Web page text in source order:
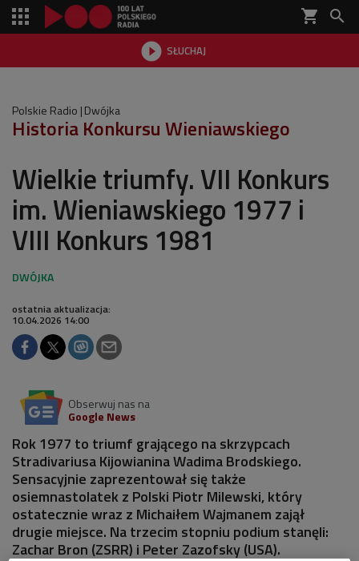
shopping_cart 
 SŁUCHAJ

Polskie Radio Dwójka
Historia Konkursu Wieniawskiego
Wielkie triumfy. VII Konkurs
im. Wieniawskiego 1977 i
VIII Konkurs 1981
ostatnia aktualizacja:
10.04.2026 14:00
Obserwuj nas na
Google News
Rok 1977 to triumf grającego na skrzypcach
Stradivariusa Kijowianina Wadima Brodskiego.
Sensacyjnie zaprezentował się także
osiemnastolatek z Polski Piotr Milewski, który
ostatecznie wraz z Michaiłem Wajmanem zajął
drugie miejsce. Na trzecim stopniu podium stanęli:
Zachar Bron (ZSRR) i Peter Zazofsky (USA).